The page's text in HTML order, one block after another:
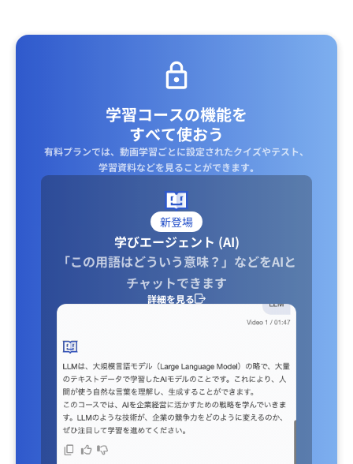
学習コースの機能を
すべて使おう
有料プランでは、動画学習ごとに設定されたクイズやテスト、
学習資料などを見ることができます｡
新登場
学びエージェント (AI)
「この用語はどういう意味？」などをAIと
チャットできます
詳細を見る